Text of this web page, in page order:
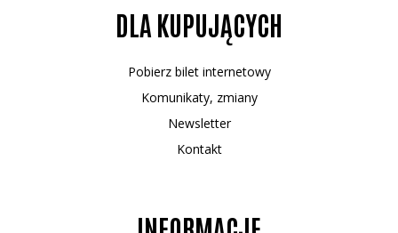
DLA KUPUJĄCYCH
Pobierz bilet internetowy
Komunikaty, zmiany
Newsletter
Kontakt